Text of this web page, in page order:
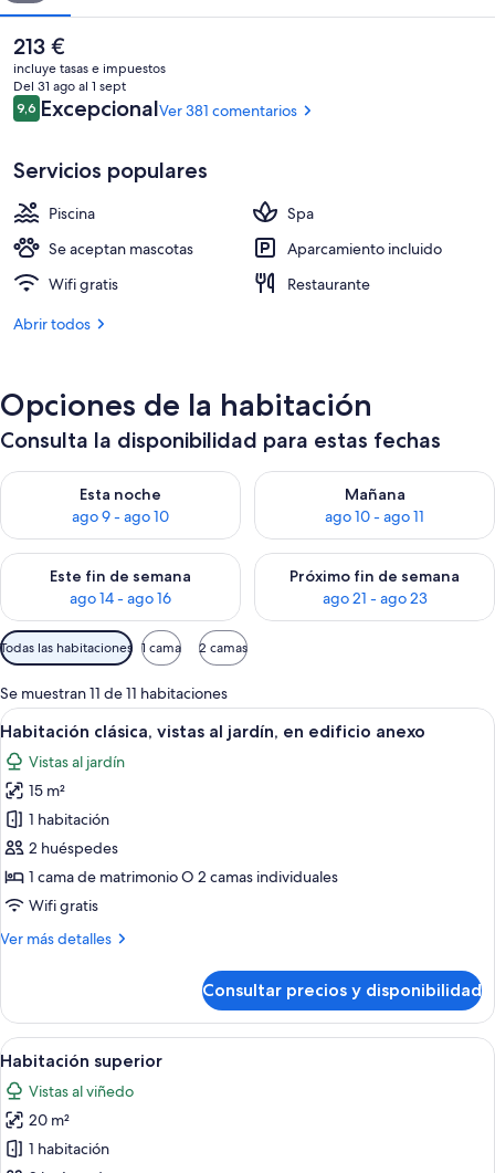
Fachada del alojamiento
El
precio
actual
es
de
213 €
incluye tasas e impuestos
Del 31 ago al 1 sept
Comentarios
9,69,6 de 10
ExcepcionalVer 381 comentarios
Servicios populares
Piscina
Spa
Se aceptan mascotas
Aparcamiento incluido
Wifi gratis
Restaurante
Abrir todos
Opciones de la habitación
Consulta la disponibilidad para estas fechas
Esta noche
ago 9 - ago 10
Consulta la disponibilidad para esta noche, ago 9 - ago 10
Mañana
ago 10 - ago 11
Consulta la disponibilidad
Este fin de semana
ago 14 - ago 16
Consulta la disponibilidad para este fin de semana, ago 14 -
Próximo fin de semana
ago 21 - ago 23
Consulta la disponibilidad
Filtros
disponibles
para
las
habitaciones
Todas las habitaciones 1 cama 2 camas
Se muestran 11 de 11 habitaciones
Abrir
todas
las
fotos
de
Habitación
clásica,
vistas
jardín,
anexo
Habitación clásica, vistas al jardín,
6
Habitación clásica, vistas al jardín, en edificio anexo
Vistas al jardín
15 m²
1 habitación
2 huéspedes
1 cama de matrimonio O 2 camas individuales
Wifi gratis
Ver más detalles
Más
clásica,
vistas
al
jardín,
en
edificio
anexo
Consultar precios y disponibilidad
Abrir
todas
las
fotos
de
Un dormitorio con una cama, dos
10
Habitación superior
Vistas al viñedo
20 m²
1 habitación